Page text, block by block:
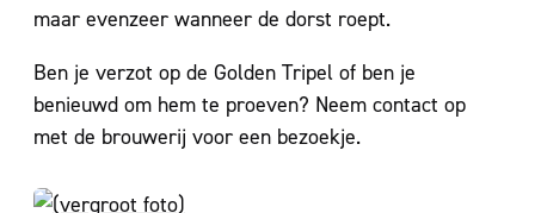
maar evenzeer wanneer de dorst roept.
Ben je verzot op de Golden Tripel of ben je
benieuwd om hem te proeven? Neem contact op
met de brouwerij voor een bezoekje.